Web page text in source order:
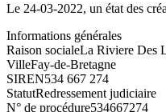
Le 24-03-2022, un état des
Informations générales
Raison socialeLa Riviere Des
VilleFay-de-Bretagne
SIREN534 667 274
StatutRedressement judiciaire
N° de procédure534667274